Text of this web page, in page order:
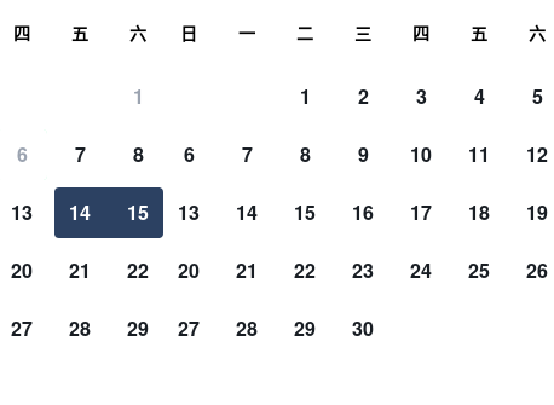
查看優惠
維羅納酒店的照片
四 五 六
1
6 7 8
13 14 15
20 21 22
27 28 29
日 一 二 三 四 五 六
1 2 3 4 5
6 7 8 9 10 11 12
13 14 15 16 17 18 19
20 21 22 23 24 25 26
27 28 29 30